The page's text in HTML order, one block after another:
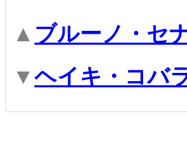
▲ ブルーノ・セ
▼ヘイキ・コバ